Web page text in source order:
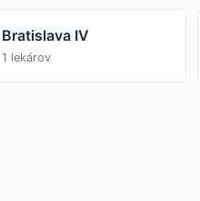
Bratislava IV
1 lekárov